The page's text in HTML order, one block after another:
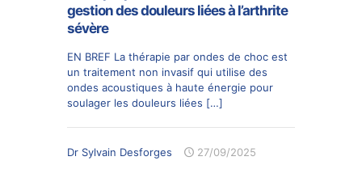
gestion des douleurs liées à l’arthrite
sévère
EN BREF La thérapie par ondes de choc est
un traitement non invasif qui utilise des
ondes acoustiques à haute énergie pour
soulager les douleurs liées […]
Dr Sylvain Desforges 27/09/2025